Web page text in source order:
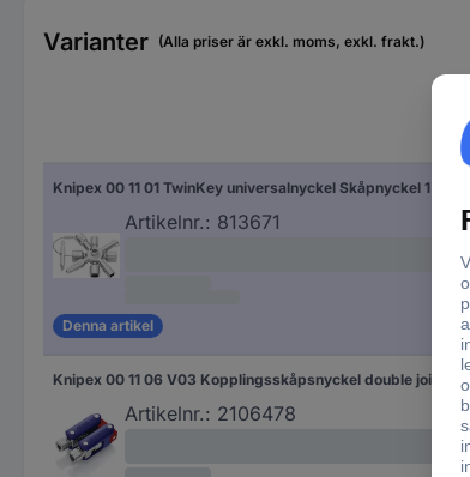
Varianter (Alla priser är exkl. moms, exkl. frakt.)
Knipex 00 11 01 TwinKey universalnyckel Skåpnyckel 1 st
Artikelnr.: 813671
Denna artikel
Artikelnr.: 2106478